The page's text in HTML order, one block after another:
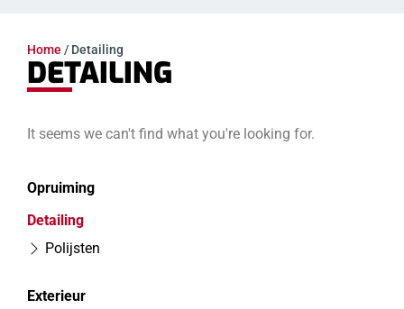
Home / Detailing
DETAILING
Opruiming
Detailing
Polijsten
Exterieur
It seems we can't find what you're looking for.